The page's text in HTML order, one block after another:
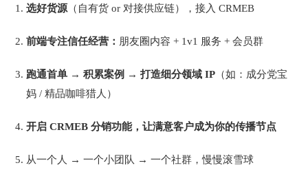
选好货源 （自有货 or 对接供应链），接入 CRMEB
前端专注信任经营： 朋友圈内容 + 1v1 服务 + 会员群
跑通首单 → 积累案例 → 打造细分领域 IP （如：成分党宝
妈 / 精品咖啡猎人）
开启 CRMEB 分销功能，让满意客户成为你的传播节点
从一个人 → 一个小团队 → 一个社群，慢慢滚雪球